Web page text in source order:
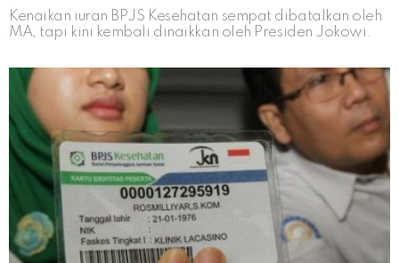
Kenaikan iuran BPJS Kesehatan sempat dibatalkan oleh
MA, tapi kini kembali dinaikkan oleh Presiden Jokowi.